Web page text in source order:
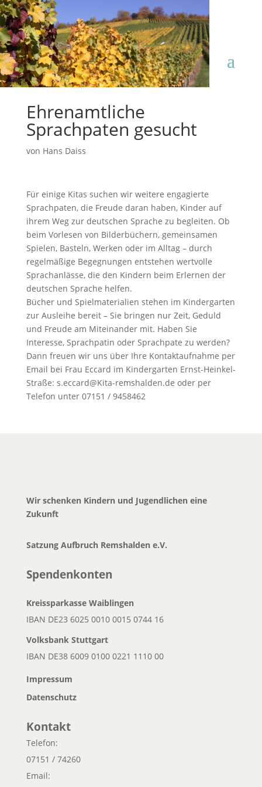
Ehrenamtliche
Sprachpaten gesucht
von Hans Daiss
Für einige Kitas suchen wir weitere engagierte
Sprachpaten, die Freude daran haben, Kinder auf
ihrem Weg zur deutschen Sprache zu begleiten. Ob
beim Vorlesen von Bilderbüchern, gemeinsamen
Spielen, Basteln, Werken oder im Alltag – durch
regelmäßige Begegnungen entstehen wertvolle
Sprachanlässe, die den Kindern beim Erlernen der
deutschen Sprache helfen.
Bücher und Spielmaterialien stehen im Kindergarten
zur Ausleihe bereit – Sie bringen nur Zeit, Geduld
und Freude am Miteinander mit. Haben Sie
Interesse, Sprachpatin oder Sprachpate zu werden?
Dann freuen wir uns über Ihre Kontaktaufnahme per
Email bei Frau Eccard im Kindergarten Ernst-Heinkel-
Straße: s.eccard@Kita-remshalden.de oder per
Telefon unter 07151 / 9458462
Wir schenken Kindern und Jugendlichen eine
Zukunft
Satzung Aufbruch Remshalden e.V.
Spendenkonten
Kreissparkasse Waiblingen
IBAN DE23 6025 0010 0015 0744 16
Volksbank Stuttgart
IBAN DE38 6009 0100 0221 1110 00
Impressum
Datenschutz
Kontakt
Telefon:
07151 / 74260
Email: